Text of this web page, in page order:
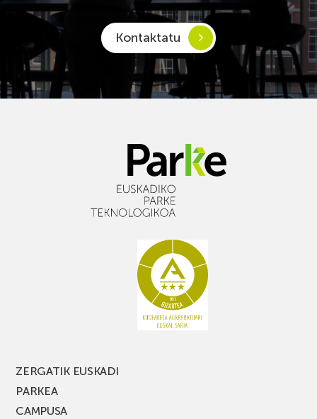
Kontaktatu
ZERGATIK EUSKADI
PARKEA
CAMPUSA